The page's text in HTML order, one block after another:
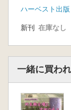
ハーベスト出版
新刊 在庫なし
一緒に買わ